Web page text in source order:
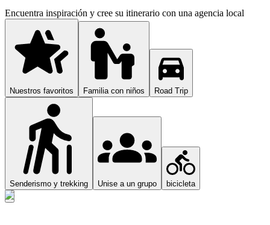
Encuentra inspiración y cree su itinerario con una agencia local
Nuestros favoritos Familia con niños Road Trip
Senderismo y trekking Unise a un grupo bicicleta